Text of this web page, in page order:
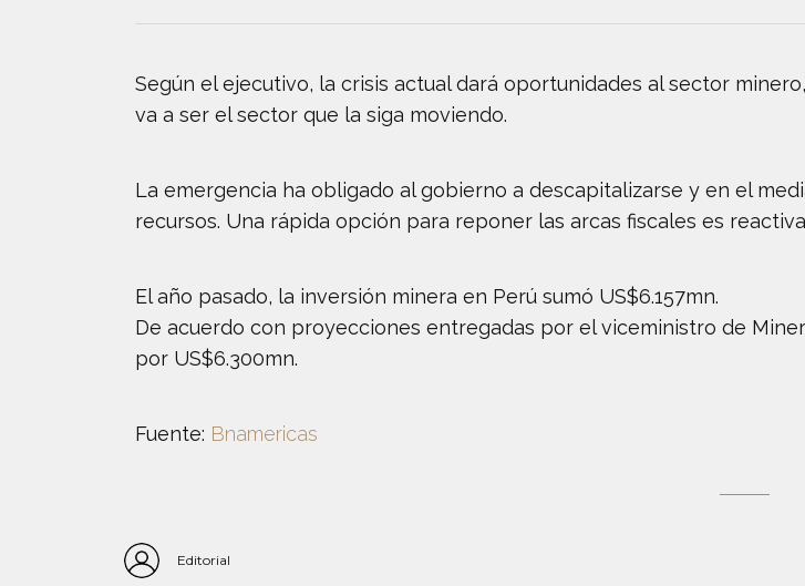
Según el ejecutivo, la crisis actual dará oportunidades al sector
va a ser el sector que la siga moviendo.
La emergencia ha obligado al gobierno a descapitalizarse y en el
recursos. Una rápida opción para reponer las arcas fiscales es
El año pasado, la inversión minera en Perú sumó US$6.157mn.
De acuerdo con proyecciones entregadas por el viceministro de
por US$6.300mn.
Fuente: Bnamericas
Editorial